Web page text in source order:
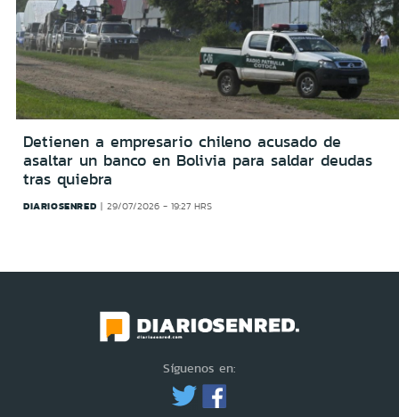
Detienen a empresario chileno acusado de
asaltar un banco en Bolivia para saldar deudas
tras quiebra
DIARIOSENRED 29/07/2026 - 19:27 HRS
Síguenos en: